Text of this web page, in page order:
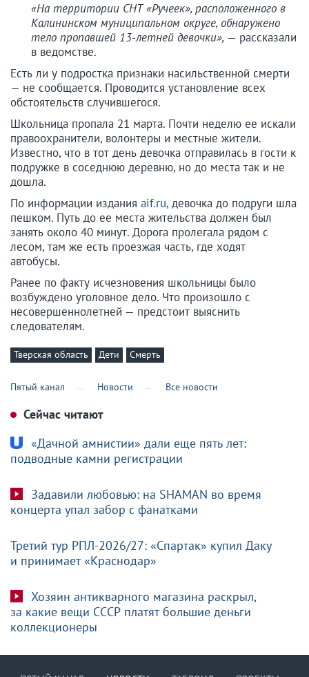
«На территории СНТ «Ручеек», расположенного в
Калининском муниципальном округе, обнаружено
тело пропавшей 13-летней девочки», — рассказали
в ведомстве.
Есть ли у подростка признаки насильственной смерти
— не сообщается. Проводится установление всех
обстоятельств случившегося.
Школьница пропала 21 марта. Почти неделю ее искали
правоохранители, волонтеры и местные жители.
Известно, что в тот день девочка отправилась в гости к
подружке в соседнюю деревню, но до места так и не
дошла.
По информации издания aif.ru, девочка до подруги шла
пешком. Путь до ее места жительства должен был
занять около 40 минут. Дорога пролегала рядом с
лесом, там же есть проезжая часть, где ходят
автобусы.
Ранее по факту исчезновения школьницы было
возбуждено уголовное дело. Что произошло с
несовершеннолетней — предстоит выяснить
следователям.
Тверская область Дети Смерть
Пятый канал Новости Все новости
Сейчас читают
«Дачной амнистии» дали еще пять лет:
подводные камни регистрации
Задавили любовью: на SHAMAN во время
концерта упал забор с фанатками
Третий тур РПЛ-2026/27: «Спартак» купил Даку
и принимает «Краснодар»
Хозяин антикварного магазина раскрыл,
за какие вещи СССР платят большие деньги
коллекционеры